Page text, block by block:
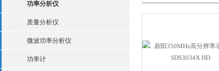
功率分析仪
质量分析仪
微波功率分析仪
功率计
控医用耐压测试仪，它们
于2...